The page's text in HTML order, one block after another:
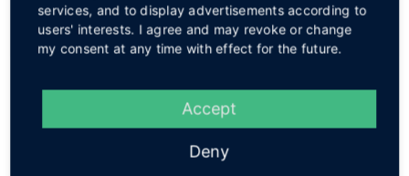
Zurück zum Archiv
services, and to display advertisements according to
users' interests. I agree and may revoke or change
my consent at any time with effect for the future.
Accept
Deny